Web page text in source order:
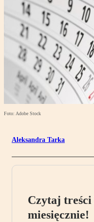
Foto: Adobe Stock
Aleksandra Tarka
Czytaj treści
miesięcznie!